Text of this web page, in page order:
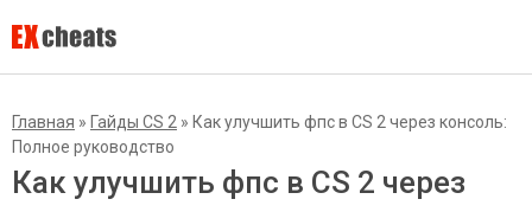
Главная » Гайды CS 2 » Как улучшить фпс в CS 2 через консоль:
Полное руководство
Как улучшить фпс в CS 2 через